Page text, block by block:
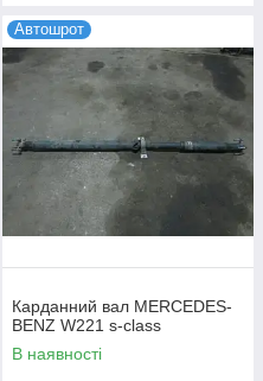
Автошрот
Карданний вал MERCEDES-
BENZ W221 s-class
В наявності